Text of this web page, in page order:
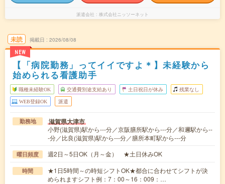
派遣会社 株式会社ニッソーネット
未読
NEW
掲載日 2026/08/08
【「病院勤務」ってイイですよ＊】未経験から
始められる看護助手
職種未経験OK 交通費別途支給あり 土日祝日が休み 残業なし
WEB登録OK 派遣
勤務地 滋賀県大津市
小野(滋賀県)駅から---分／京阪膳所駅から---分／和邇駅から--
-分／比良(滋賀県)駅から---分／膳所本町駅から---分
曜日頻度 週2日～5日OK（月～金） ★土日休みOK
時間
★1日5時間～の時短シフトOK★都合に合わせてシフトが決
められますシフト例：7：00～16：009：…